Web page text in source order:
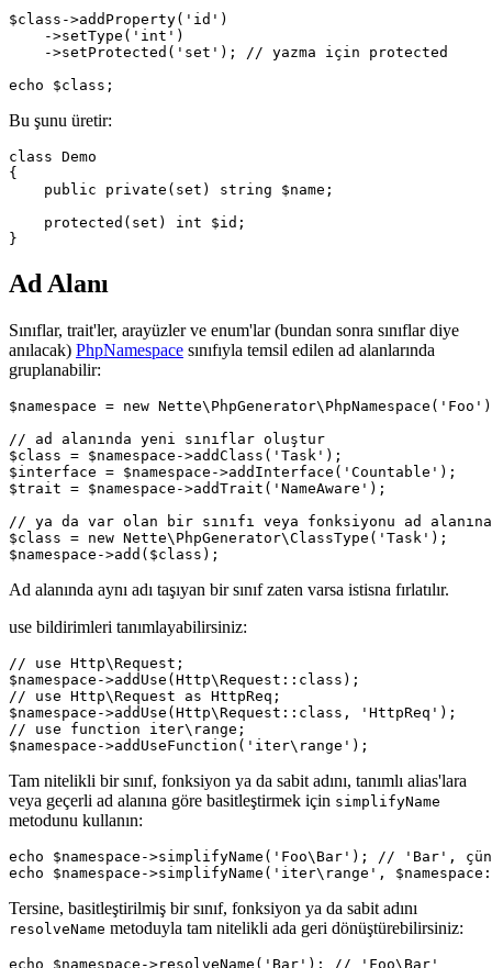
$class->addProperty('id')
    ->setType('int')
    ->setProtected('set'); // yazma için protected
Bu şunu üretir:
class Demo
{
    public private(set) string $name;
    protected(set) int $id;
Ad Alanı
Sınıflar, trait'ler, arayüzler ve enum'lar (bundan sonra sınıflar diye
anılacak) PhpNamespace sınıfıyla temsil edilen ad alanlarında
gruplanabilir:
$namespace = new
// ad alanında yeni sınıflar oluştur
$class = $namespace->addClass('Task');
$interface = $namespace->addInterface('Countable');
$trait = $namespace->addTrait('NameAware');
// ya da var olan bir sınıfı veya fonksiyonu ad
$class = new Nette\PhpGenerator\ClassType('Task');
Ad alanında aynı adı taşıyan bir sınıf zaten varsa istisna fırlatılır.
use bildirimleri tanımlayabilirsiniz:
// use Http\Request;
$namespace->addUse(Http\Request::class);
// use Http\Request as HttpReq;
$namespace->addUse(Http\Request::class, 'HttpReq');
// use function iter\range;
Tam nitelikli bir sınıf, fonksiyon ya da sabit adını, tanımlı alias'lara
veya geçerli ad alanına göre basitleştirmek için simplifyName
metodunu kullanın:
echo $namespace->simplifyName('Foo\Bar'); // 'Bar',
Tersine, basitleştirilmiş bir sınıf, fonksiyon ya da sabit adını
resolveName metoduyla tam nitelikli ada geri dönüştürebilirsiniz:
echo $namespace->resolveName('Bar'); // 'Foo\Bar'